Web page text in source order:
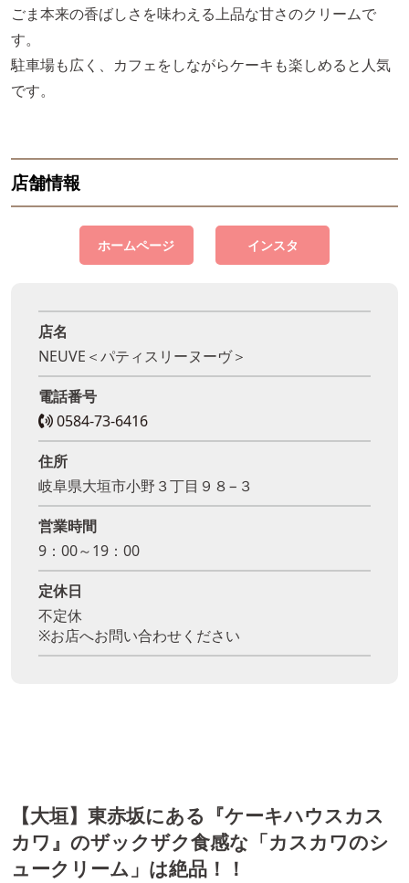
ごま本来の香ばしさを味わえる上品な甘さのクリームで
す。
駐車場も広く、カフェをしながらケーキも楽しめると人気
です。
店舗情報
ホームページ インスタ
店名
NEUVE＜パティスリーヌーヴ＞
電話番号
0584-73-6416
住所
岐阜県大垣市小野３丁目９８−３
営業時間
9：00～19：00
定休日
不定休
※お店へお問い合わせください
【大垣】東赤坂にある『ケーキハウスカス
カワ』のザックザク食感な「カスカワのシ
ュークリーム」は絶品！！